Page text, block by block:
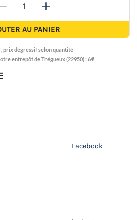
- +
AU PANIER
prix dégressif selon quantité
entrepôt de Trégueux (22950) : 6€
Facebook